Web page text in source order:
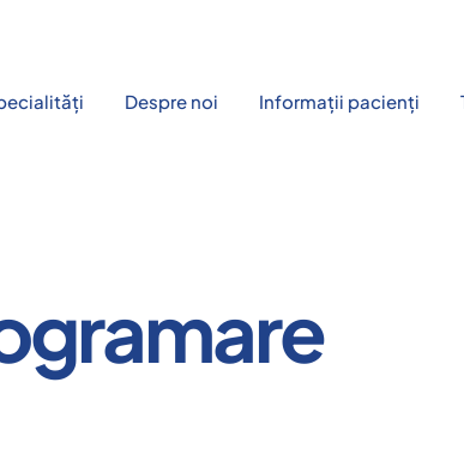
Despre noi Informații pacienți